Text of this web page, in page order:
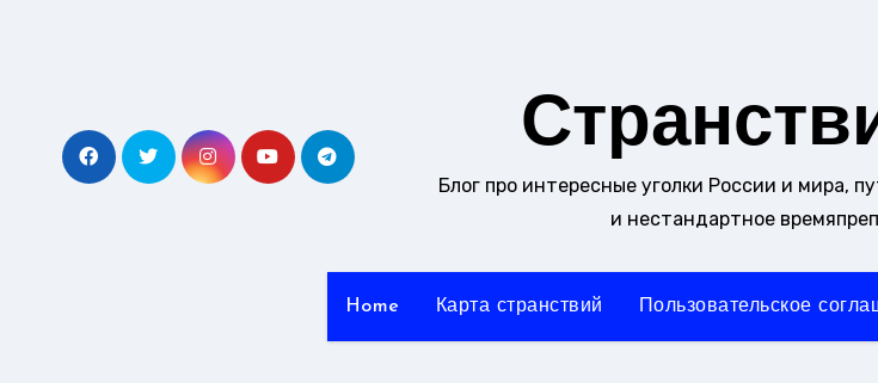
Блог про интересные уголки России и мира,
и нестандартное
Home Карта странствий Пользовательское